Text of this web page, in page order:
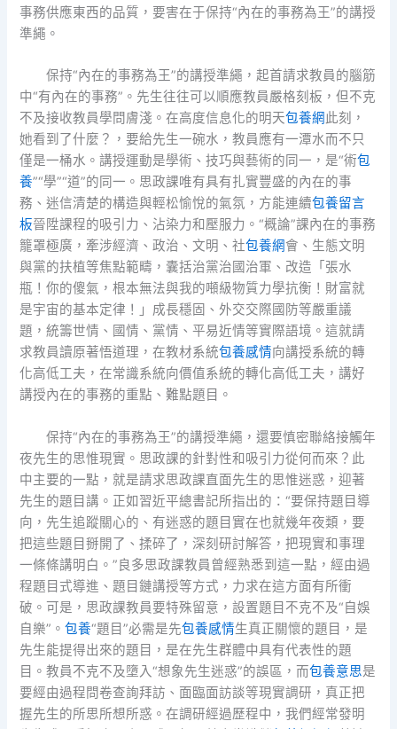
事務供應東西的品質，要害在于保持“內在的事務為王”的講授
準繩。
保持“內在的事務為王”的講授準繩，起首請求教員的腦筋
中“有內在的事務”。先生往往可以順應教員嚴格刻板，但不克
不及接收教員學問膚淺。在高度信息化的明天包養網 此刻，
她看到了什麼？，要給先生一碗水，教員應有一潭水而不只
僅是一桶水。講授運動是學術、技巧與藝術的同一，是“術包
養”“學”“道”的同一。思政課唯有具有扎實豐盛的內在的事
務、迷信清楚的構造與輕松愉悅的氣氛，方能連續包養留言
板晉陞課程的吸引力、沾染力和壓服力。“概論”課內在的事務
籠罩極廣，牽涉經濟、政治、文明、社包養網會、生態文明
與黨的扶植等焦點範疇，囊括治黨治國治軍、改造「張水
瓶！你的傻氣，根本無法與我的噸級物質力學抗衡！財富就
是宇宙的基本定律！」成長穩固、外交交際國防等嚴重議
題，統籌世情、國情、黨情、平易近情等實際語境。這就請
求教員讀原著悟道理，在教材系統包養感情向講授系統的轉
化高低工夫，在常識系統向價值系統的轉化高低工夫，講好
講授內在的事務的重點、難點題目。
保持“內在的事務為王”的講授準繩，還要慎密聯絡接觸年
夜先生的思惟現實。思政課的針對性和吸引力從何而來？此
中主要的一點，就是請求思政課直面先生的思惟迷惑，迎著
先生的題目講。正如習近平總書記所指出的：“要保持題目導
向，先生追蹤關心的、有迷惑的題目實在也就幾年夜類，要
把這些題目掰開了、揉碎了，深刻研討解答，把現實和事理
一條條講明白。”良多思政課教員曾經熟悉到這一點，經由過
程題目式導進、題目鏈講授等方式，力求在這方面有所衝
破。可是，思政課教員要特殊留意，設置題目不克不及“自娛
自樂”。包養“題目”必需是先包養感情生真正關懷的題目，是
先生能提得出來的題目，是在先生群體中具有代表性的題
目。教員不克不及墮入“想象先生迷惑”的誤區，而包養意思是
要經由過程問卷查詢拜訪、面臨面訪談等現實調研，真正把
握先生的所思所想所惑。在調研經過歷程中，我們經常發明